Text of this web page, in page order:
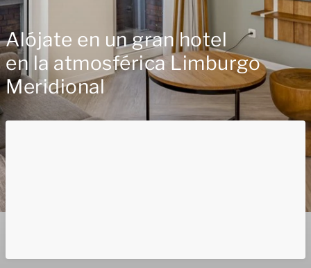
Alójate en un gran hotel
en la atmosférica Limburgo
Meridional